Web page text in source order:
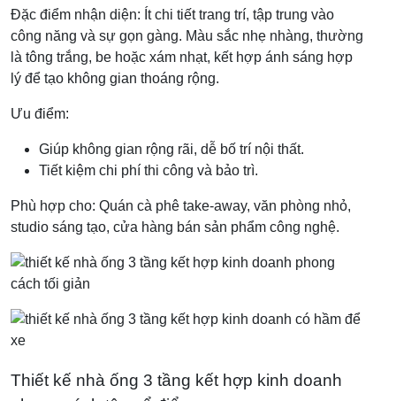
Đặc điểm nhận diện: Ít chi tiết trang trí, tập trung vào
công năng và sự gọn gàng. Màu sắc nhẹ nhàng, thường
là tông trắng, be hoặc xám nhạt, kết hợp ánh sáng hợp
lý để tạo không gian thoáng rộng.
Ưu điểm:
Giúp không gian rộng rãi, dễ bố trí nội thất.
Tiết kiệm chi phí thi công và bảo trì.
Phù hợp cho: Quán cà phê take-away, văn phòng nhỏ,
studio sáng tạo, cửa hàng bán sản phẩm công nghệ.
Thiết kế nhà ống 3 tầng kết hợp kinh doanh